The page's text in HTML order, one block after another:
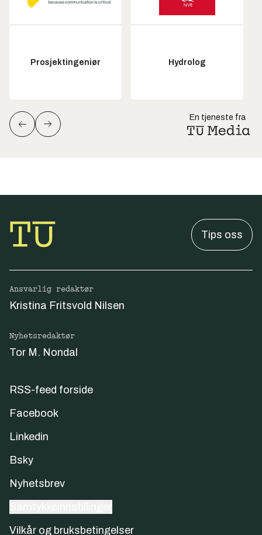
Prosjektingeniør Hydrolog
En tjeneste fra
Tips oss
Ansvarlig redaktør
Kristina Fritsvold Nilsen
Nyhetsredaktør
Tor M. Nondal
RSS-feed forside
Facebook
Linkedin
Bsky
Nyhetsbrev
Vilkår og bruksbetingelser